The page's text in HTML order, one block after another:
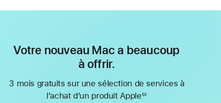
Votre nouveau Mac a beaucoup
à offrir.
3 mois gratuits sur une sélection de services à
l’achat d’un produit Apple◊◊